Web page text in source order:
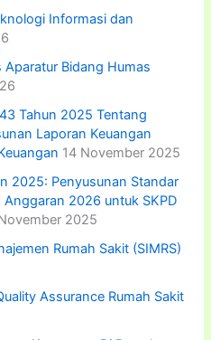
Informasi dan
Bidang Humas
Tahun 2025 Tentang
Laporan Keuangan
14 November 2025
2025: Penyusunan Standar
Anggaran 2026 untuk SKPD
2025
Rumah Sakit (SIMRS)
Assurance Rumah Sakit